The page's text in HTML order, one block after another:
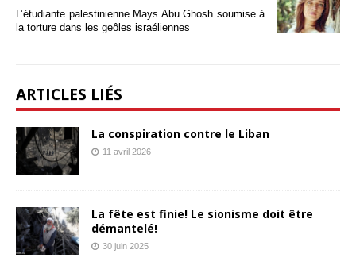
L’étudiante palestinienne Mays Abu Ghosh soumise à
la torture dans les geôles israéliennes
ARTICLES LIÉS
La conspiration contre le Liban
11 avril 2026
La fête est finie! Le sionisme doit être
démantelé!
30 juin 2025